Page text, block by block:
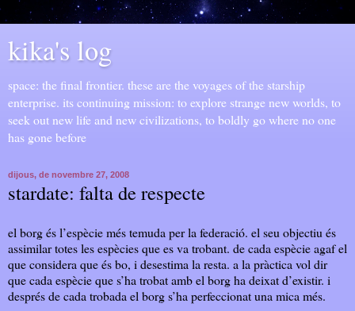
kika's log
space: the final frontier. these are the voyages of the starship
enterprise. its continuing mission: to explore strange new worlds, to
seek out new life and new civilizations, to boldly go where no one
has gone before
dijous, de novembre 27, 2008
stardate: falta de respecte
el borg és l’espècie més temuda per la federació. el seu objectiu és
assimilar totes les espècies que es va trobant. de cada espècie agaf el
que considera que és bo, i desestima la resta. a la pràctica vol dir
que cada espècie que s’ha trobat amb el borg ha deixat d’existir. i
després de cada trobada el borg s’ha perfeccionat una mica més.